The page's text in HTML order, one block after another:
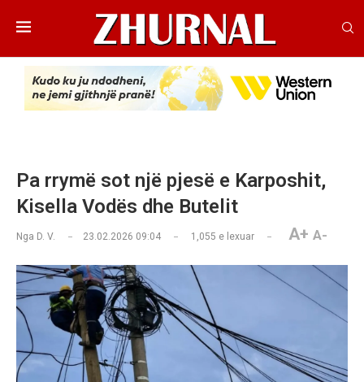
Pa rrymë sot një pjesë e Karposhit,
Kisella Vodës dhe Butelit
Nga D. V. 23.02.2026 09:04 1,055 e lexuar A+ A-